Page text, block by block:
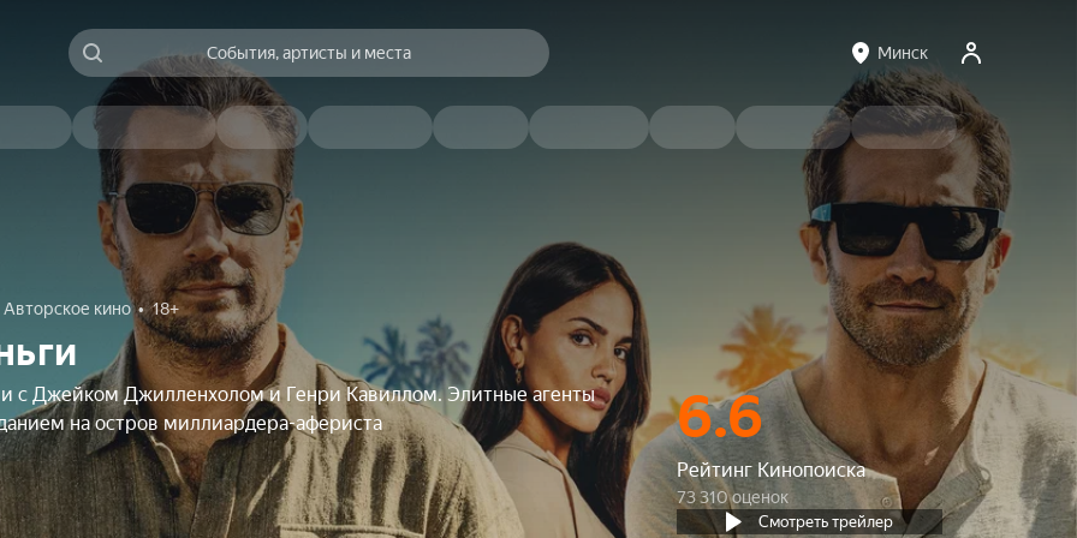
События, артисты и места Минск
Авторское кино 18+
с Джейком Джилленхолом и Генри Кавиллом. Элитные агенты
на остров миллиардера-афериста
6.6
Рейтинг Кинопоиска
73 310 оценок
Смотреть трейлер